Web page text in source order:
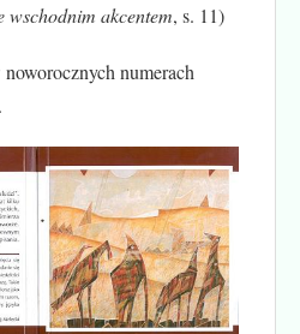
wschodnim akcentem, s. 11)
numerach